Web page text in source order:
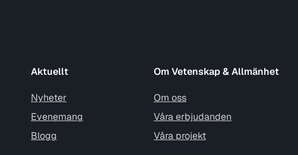
Aktuellt
Nyheter
Evenemang
Blogg
Om Vetenskap & Allmänhet
Om oss
Våra erbjudanden
Våra projekt